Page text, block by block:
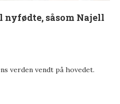
såsom Najell
verden vendt på hovedet.